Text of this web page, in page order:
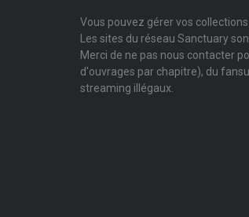
Vous pouvez gérer vos
Les sites du réseau Sanctuary
Merci de ne pas nous contacter
d'ouvrages par chapitre), du
streaming illégaux.